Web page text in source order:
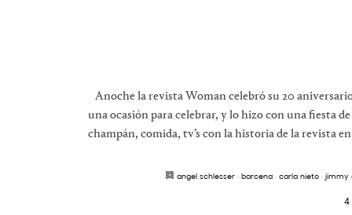
Anoche la revista Woman celebró su 20
una ocasión para celebrar, y lo hizo con una fiesta
champán, comida, tv’s con la historia de la revista
angel schlesser · barcena · carla nieto · jimmy
4